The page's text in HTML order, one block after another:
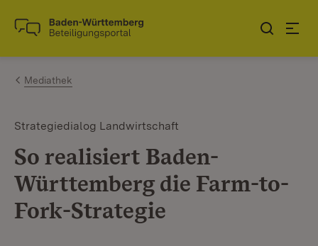
Zum Inhalt springen
Link zur Startseite
Mediathek
Strategiedialog Landwirtschaft
So realisiert Baden-
Württemberg die Farm-to-
Fork-Strategie